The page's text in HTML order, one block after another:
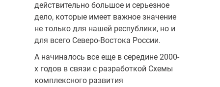
действительно большое и серьезное
дело, которые имеет важное значение
не только для нашей республики, но и
для всего Северо-Востока России.
А начиналось все еще в середине 2000-
х годов в связи с разработкой Схемы
комплексного развития